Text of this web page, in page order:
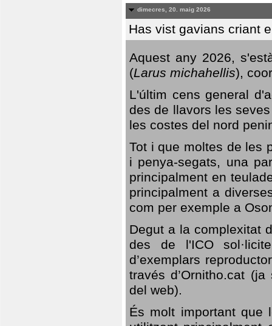
dimecres, 20. maig 2026
Has vist gavians criant
Aquest any 2026,
(Larus michahellis),
L'últim cens general
des de llavors les
les costes del nord
Tot i que moltes de les
i penya-segats, una
principalment en
principalment a
com per exemple a
Degut a la complexitat
des de l'ICO
d’exemplars
través d’Ornitho.cat
del web).
És molt important que